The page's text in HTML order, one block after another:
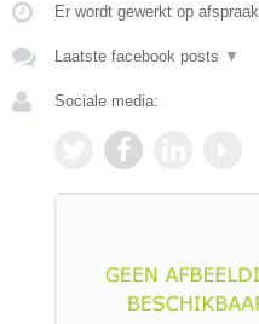
Er wordt gewerkt op afspraak.
Laatste facebook posts ▼
Sociale media: